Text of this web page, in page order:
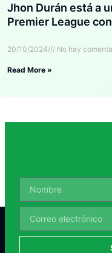
Jhon Durán está a
Premier League
20/10/2024 No hay
Read More »